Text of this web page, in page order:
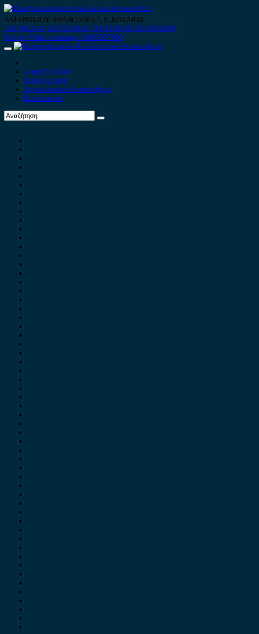
Skip
to
content
ΑΜΒΡΟΣΙΟΥ ΦΡΑΝΤΖΗ 67, Ν.ΚΟΣΜΟΣ
210 9012444 210 9239148 210 9238158 210 9026839
Κινητό-Viber-whatsapp : 6980507900
Primary
Αρχική Σελίδα
Ποιοί είμαστε
Ανταλλακτικά Αυτοκινήτων
Επικοινωνία